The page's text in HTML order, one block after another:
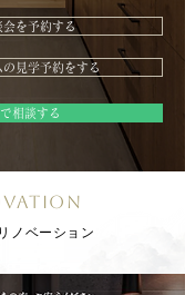
会を予約する
見学予約をする
相談する
ノベーション